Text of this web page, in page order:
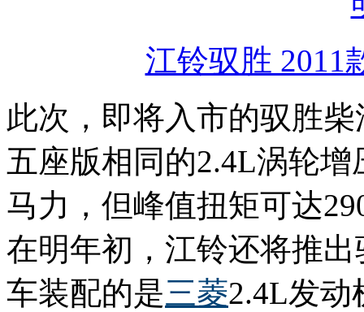
江铃驭胜 2011
此次，即将入市的驭胜
五座版相同的2.4L涡轮
马力，但峰值扭矩可达
在明年初，江铃还将推
车装配的是三菱2.4L发动